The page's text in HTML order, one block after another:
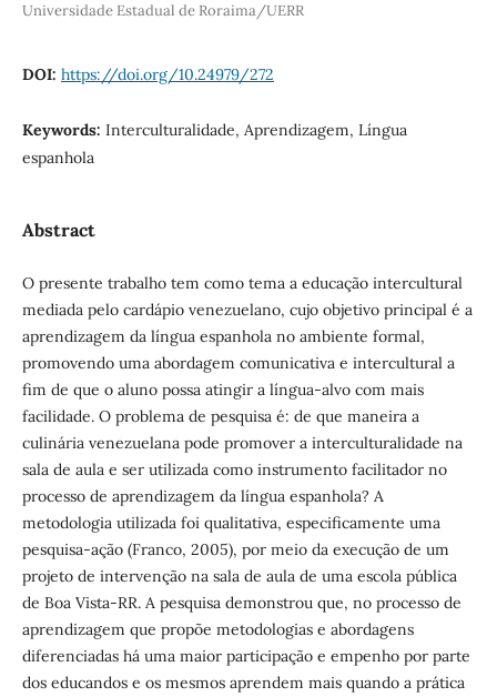
Universidade Estadual de Roraima/UERR
DOI: https://doi.org/10.24979/272
Keywords: Interculturalidade, Aprendizagem, Língua
espanhola
Abstract
O presente trabalho tem como tema a educação intercultural
mediada pelo cardápio venezuelano, cujo objetivo principal é a
aprendizagem da língua espanhola no ambiente formal,
promovendo uma abordagem comunicativa e intercultural a
fim de que o aluno possa atingir a língua-alvo com mais
facilidade. O problema de pesquisa é: de que maneira a
culinária venezuelana pode promover a interculturalidade na
sala de aula e ser utilizada como instrumento facilitador no
processo de aprendizagem da língua espanhola? A
metodologia utilizada foi qualitativa, especificamente uma
pesquisa-ação (Franco, 2005), por meio da execução de um
projeto de intervenção na sala de aula de uma escola pública
de Boa Vista-RR. A pesquisa demonstrou que, no processo de
aprendizagem que propõe metodologias e abordagens
diferenciadas há uma maior participação e empenho por parte
dos educandos e os mesmos aprendem mais quando a prática